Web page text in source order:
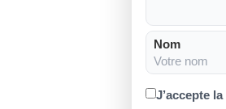
Nom
J’accepte la